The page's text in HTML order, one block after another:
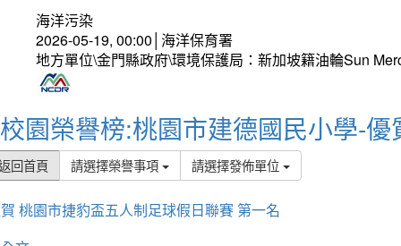
海洋污染
2026-05-19, 00:00│海洋保育署
地方單位\金門縣政府\環境保護局：新加坡籍油輪Sun
校園榮譽榜:桃園市建德國民小學-優
回首頁 請選擇榮譽事項 請選擇發佈單位
桃園市捷豹盃五人制足球假日聯賽 第一名